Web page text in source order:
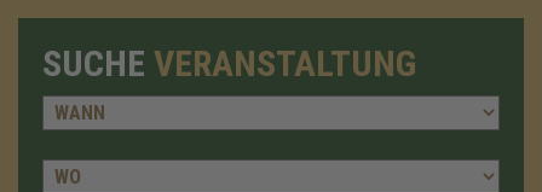
SUCHE VERANSTALTUNG